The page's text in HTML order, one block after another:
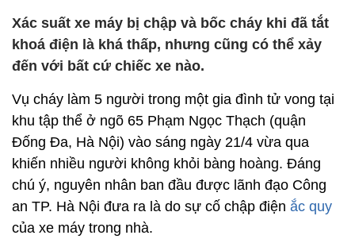
Xác suất xe máy bị chập và bốc cháy khi đã tắt
khoá điện là khá thấp, nhưng cũng có thể xảy
đến với bất cứ chiếc xe nào.
Vụ cháy làm 5 người trong một gia đình tử vong tại
khu tập thể ở ngõ 65 Phạm Ngọc Thạch (quận
Đống Đa, Hà Nội) vào sáng ngày 21/4 vừa qua
khiến nhiều người không khỏi bàng hoàng. Đáng
chú ý, nguyên nhân ban đầu được lãnh đạo Công
an TP. Hà Nội đưa ra là do sự cố chập điện ắc quy
của xe máy trong nhà.